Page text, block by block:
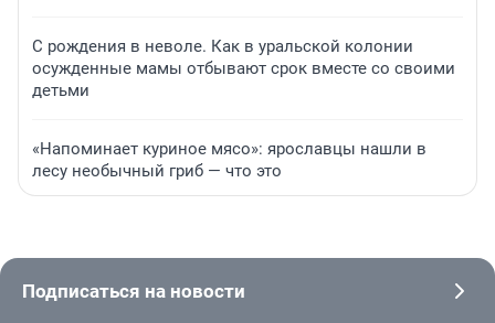
С рождения в неволе. Как в уральской колонии
осужденные мамы отбывают срок вместе со своими
детьми
«Напоминает куриное мясо»: ярославцы нашли в
лесу необычный гриб — что это
Подписаться на новости